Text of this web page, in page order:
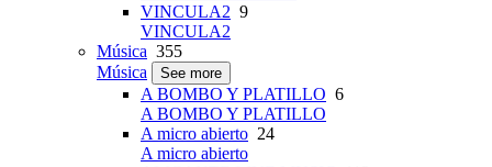
VINCULA2 9
VINCULA2
Música 355
Música
See more
A BOMBO Y PLATILLO 6
A BOMBO Y PLATILLO
A micro abierto 24
A micro abierto